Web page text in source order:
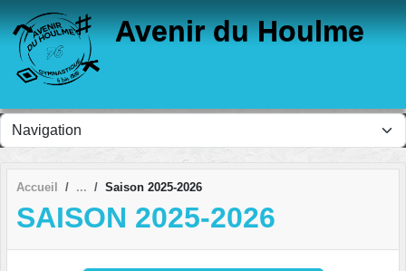
Avenir du Houlme
Accueil Saison 2025-2026
SAISON 2025-2026
Panneau de gestion des cookies